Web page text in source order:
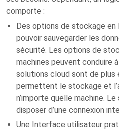
comporte :
Des options de stockage
pouvoir sauvegarder les
sécurité. Les options de
machines peuvent conduire
solutions cloud sont de plus
permettent le stockage et
n’importe quelle machine.
disposer d’une connexion
Une Interface utilisateur